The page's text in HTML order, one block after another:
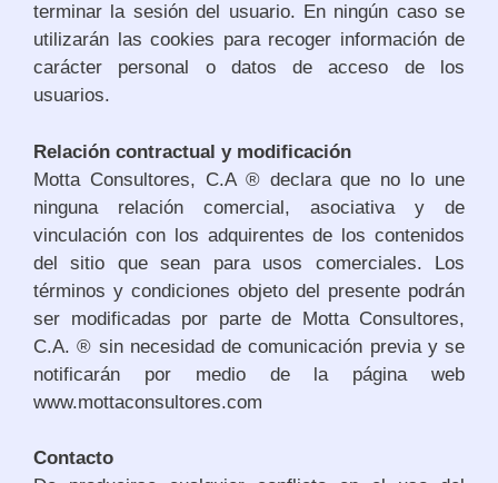
terminar la sesión del usuario. En ningún caso se
utilizarán las cookies para recoger información de
carácter personal o datos de acceso de los
usuarios.
Relación contractual y modificación
Motta Consultores, C.A ® declara que no lo une
ninguna relación comercial, asociativa y de
vinculación con los adquirentes de los contenidos
del sitio que sean para usos comerciales. Los
términos y condiciones objeto del presente podrán
ser modificadas por parte de Motta Consultores,
C.A. ® sin necesidad de comunicación previa y se
notificarán por medio de la página web
www.mottaconsultores.com
Contacto